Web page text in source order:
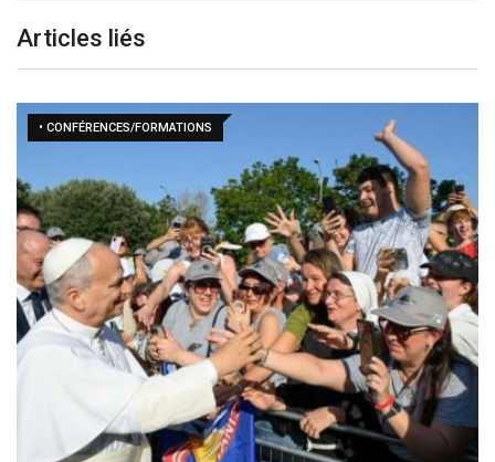
Articles liés
• CONFÉRENCES/FORMATIONS